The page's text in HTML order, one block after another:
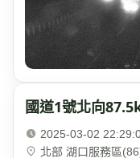
國道1號北向
2025-03-02
北部 湖口服務區